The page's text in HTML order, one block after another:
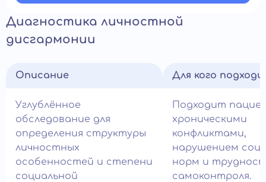
Диагностика личностной
дисгармонии
Описание
Углублённое
обследование для
определения структуры
личностных
особенностей и степени
социальной
Для кого
Подходит
хроническими
конфликтами,
нарушением
норм и
самоконтроля.